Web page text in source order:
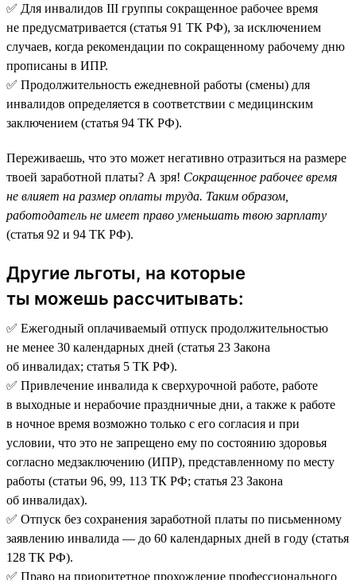
✅ Для инвалидов III группы сокращенное рабочее время
не предусматривается (статья 91 ТК РФ), за исключением
случаев, когда рекомендации по сокращенному рабочему дню
прописаны в ИПР.
✅ Продолжительность ежедневной работы (смены) для
инвалидов определяется в соответствии с медицинским
заключением (статья 94 ТК РФ).
Переживаешь, что это может негативно отразиться на размере
твоей заработной платы? А зря! Сокращенное рабочее время
не влияет на размер оплаты труда. Таким образом,
работодатель не имеет право уменьшать твою зарплату
(статья 92 и 94 ТК РФ).
Другие льготы, на которые
ты можешь рассчитывать:
✅ Ежегодный оплачиваемый отпуск продолжительностью
не менее 30 календарных дней (статья 23 Закона
об инвалидах; статья 5 ТК РФ).
✅ Привлечение инвалида к сверхурочной работе, работе
в выходные и нерабочие праздничные дни, а также к работе
в ночное время возможно только с его согласия и при
условии, что это не запрещено ему по состоянию здоровья
согласно медзаключению (ИПР), представленному по месту
работы (статьи 96, 99, 113 ТК РФ; статья 23 Закона
об инвалидах).
✅ Отпуск без сохранения заработной платы по письменному
заявлению инвалида — до 60 календарных дней в году (статья
128 ТК РФ).
✅ Право на приоритетное прохождение профессионального